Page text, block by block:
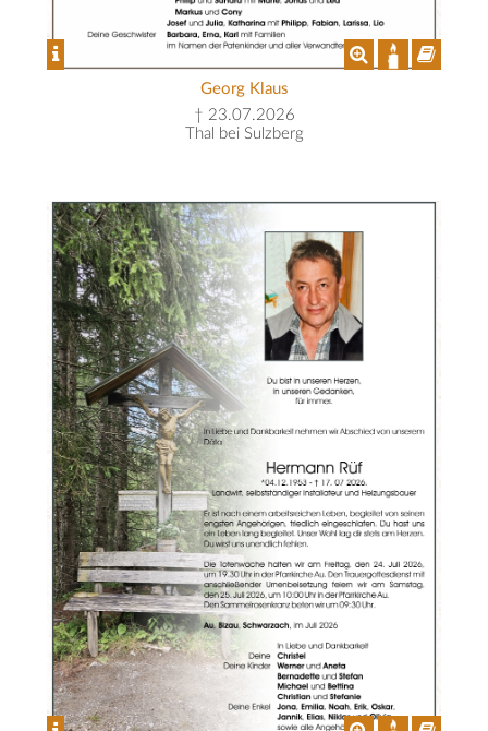
Georg Klaus
† 23.07.2026
Thal bei Sulzberg